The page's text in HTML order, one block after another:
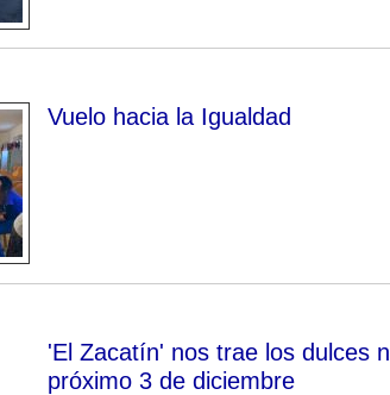
Vuelo hacia la Igualdad
'El Zacatín' nos trae los dulces
próximo 3 de diciembre